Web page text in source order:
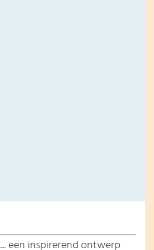
een inspirerend ontwerp